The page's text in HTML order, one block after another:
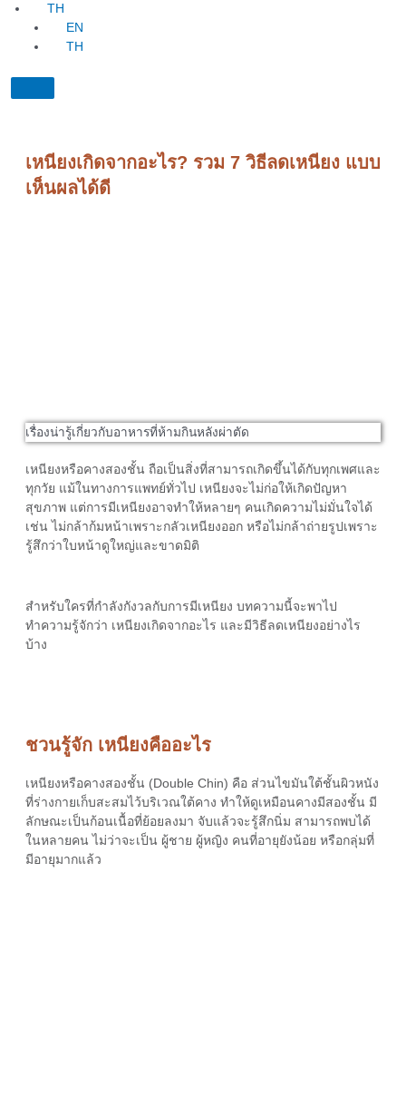
TH
EN
TH
เหนียงเกิดจากอะไร? รวม 7 วิธีลดเหนียง แบบ
เห็นผลได้ดี
เรื่องน่ารู้เกี่ยวกับอาหารที่ห้ามกินหลังผ่าตัด
เหนียงหรือคางสองชั้น ถือเป็นสิ่งที่สามารถเกิดขึ้นได้กับทุกเพศและ
ทุกวัย แม้ในทางการแพทย์ทั่วไป เหนียงจะไม่ก่อให้เกิดปัญหา
สุขภาพ แต่การมีเหนียงอาจทำให้หลายๆ คนเกิดความไม่มั่นใจได้
เช่น ไม่กล้าก้มหน้าเพราะกลัวเหนียงออก หรือไม่กล้าถ่ายรูปเพราะ
รู้สึกว่าใบหน้าดูใหญ่และขาดมิติ
สำหรับใครที่กำลังกังวลกับการมีเหนียง บทความนี้จะพาไป
ทำความรู้จักว่า เหนียงเกิดจากอะไร และมีวิธีลดเหนียงอย่างไร
บ้าง
ชวนรู้จัก เหนียงคืออะไร
เหนียงหรือคางสองชั้น (Double Chin) คือ ส่วนไขมันใต้ชั้นผิวหนัง
ที่ร่างกายเก็บสะสมไว้บริเวณใต้คาง ทำให้ดูเหมือนคางมีสองชั้น มี
ลักษณะเป็นก้อนเนื้อที่ย้อยลงมา จับแล้วจะรู้สึกนิ่ม สามารถพบได้
ในหลายคน ไม่ว่าจะเป็น ผู้ชาย ผู้หญิง คนที่อายุยังน้อย หรือกลุ่มที่
มีอายุมากแล้ว